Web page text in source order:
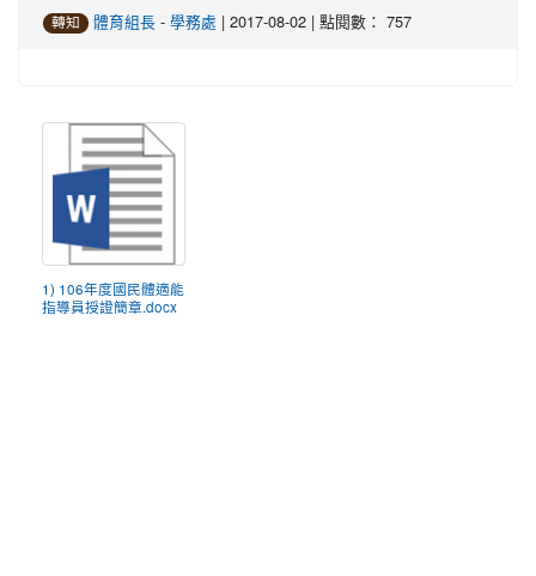
轉知 體育組長 - 學務處 | 2017-08-02 | 點閱數： 757
1) 106年度國民體適能
指導員授證簡章.docx